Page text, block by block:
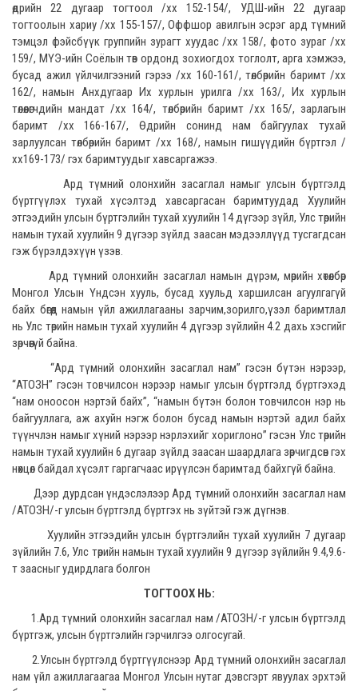
өдрийн 22 дугаар тогтоол /хх 152-154/, УДШ-ийн 22 дугаар
тогтоолын хариу /хх 155-157/, Оффшор авилгын эсрэг ард түмний
тэмцэл фэйсбүүк группийн зурагт хуудас /хх 158/, фото зураг /хх
159/, МҮЭ-ийн Соёлын төв ордонд зохиогдох тоглолт, арга хэмжээ,
бусад ажил үйлчилгээний гэрээ /хх 160-161/, төлбөрийн баримт /хх
162/, намын Анхдугаар Их хурлын урилга /хх 163/, Их хурлын
төлөөлөгчдийн мандат /хх 164/, төлбөрийн баримт /хх 165/, зарлагын
баримт /хх 166-167/, Өдрийн сонинд нам байгуулах тухай
зарлуулсан төлбөрийн баримт /хх 168/, намын гишүүдийн бүртгэл /
хх169-173/ гэх баримтуудыг хавсаргажээ.
Ард түмний олонхийн засаглал намыг улсын бүртгэлд
бүртгүүлэх тухай хүсэлтэд хавсаргасан баримтуудад Хуулийн
этгээдийн улсын бүртгэлийн тухай хуулийн 14 дүгээр зүйл, Улс төрийн
намын тухай хуулийн 9 дүгээр зүйлд заасан мэдээллүүд тусгагдсан
гэж бүрэлдэхүүн үзэв.
Ард түмний олонхийн засаглал намын дүрэм, мөрийн хөтөлбөр
Монгол Улсын Үндсэн хууль, бусад хуульд харшилсан агуулгагүй
байх бөгөөд намын үйл ажиллагааны зарчим,зорилго,үзэл баримтлал
нь Улс төрийн намын тухай хуулийн 4 дүгээр зүйлийн 4.2 дахь хэсгийг
зөрчөөгүй байна.
“Ард түмний олонхийн засаглал нам” гэсэн бүтэн нэрээр,
“АТОЗН” гэсэн товчилсон нэрээр намыг улсын бүртгэлд бүртгэхэд
“нам оноосон нэртэй байх”, “намын бүтэн болон товчилсон нэр нь
байгууллага, аж ахуйн нэгж болон бусад намын нэртэй адил байх
түүнчлэн намыг хүний нэрээр нэрлэхийг хориглоно” гэсэн Улс төрийн
намын тухай хуулийн 6 дугаар зүйлд заасан шаардлага зөрчигдсөн гэх
нөхцөл байдал хүсэлт гаргагчаас ирүүлсэн баримтад байхгүй байна.
Дээр дурдсан үндэслэлээр Ард түмний олонхийн засаглал нам
/АТОЗН/-г улсын бүртгэлд бүртгэх нь зүйтэй гэж дүгнэв.
Хуулийн этгээдийн улсын бүртгэлийн тухай хуулийн 7 дугаар
зүйлийн 7.6, Улс төрийн намын тухай хуулийн 9 дүгээр зүйлийн 9.4,9.6-
т заасныг удирдлага болгон
ТОГТООХ НЬ:
1.Ард түмний олонхийн засаглал нам /АТОЗН/-г улсын бүртгэлд
бүртгэж, улсын бүртгэлийн гэрчилгээ олгосугай.
2.Улсын бүртгэлд бүртгүүлснээр Ард түмний олонхийн засаглал
нам үйл ажиллагаагаа Монгол Улсын нутаг дэвсгэрт явуулах эрхтэй